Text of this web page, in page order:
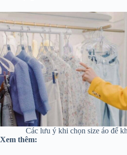
Các lưu ý khi chọn size áo để
Xem thêm: